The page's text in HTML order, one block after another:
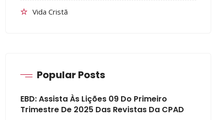
Vida Cristã
Popular Posts
EBD: Assista Às Lições 09 Do Primeiro
Trimestre De 2025 Das Revistas Da CPAD